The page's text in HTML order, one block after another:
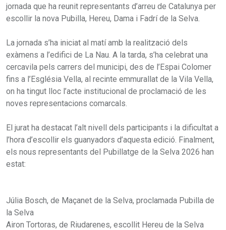
jornada que ha reunit representants d’arreu de Catalunya per
escollir la nova Pubilla, Hereu, Dama i Fadrí de la Selva.
La jornada s’ha iniciat al matí amb la realització dels
exàmens a l’edifici de La Nau. A la tarda, s’ha celebrat una
cercavila pels carrers del municipi, des de l’Espai Colomer
fins a l’Església Vella, al recinte emmurallat de la Vila Vella,
on ha tingut lloc l’acte institucional de proclamació de les
noves representacions comarcals.
El jurat ha destacat l’alt nivell dels participants i la dificultat a
l’hora d’escollir els guanyadors d’aquesta edició. Finalment,
els nous representants del Pubillatge de la Selva 2026 han
estat:
Júlia Bosch, de Maçanet de la Selva, proclamada Pubilla de
la Selva
Airon Tortoras, de Riudarenes, escollit Hereu de la Selva